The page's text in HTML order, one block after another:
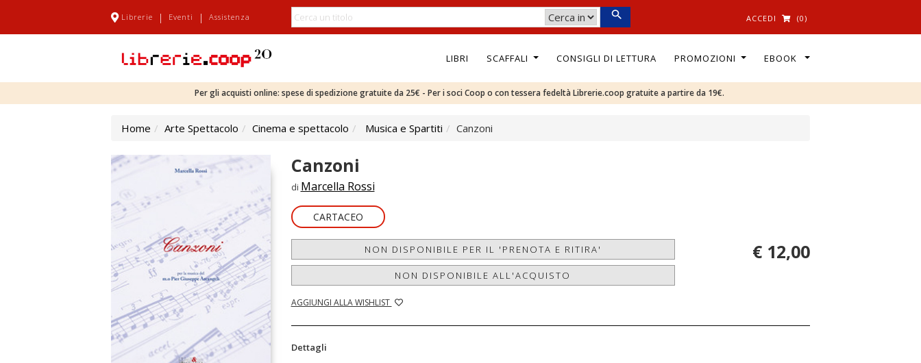
Librerie | Eventi | Assistenza ACCEDI (0)
LIBRI SCAFFALI CONSIGLI DI LETTURA PROMOZIONI EBOOK
Per gli acquisti online: spese di spedizione gratuite da 25€ - Per i soci Coop o con tessera fedeltà Librerie.coop gratuite a partire da 19€.
Home Arte Spettacolo Cinema e spettacolo Musica e Spartiti Canzoni
Canzoni
di Marcella Rossi
CARTACEO
NON DISPONIBILE PER IL 'PRENOTA E RITIRA'
NON DISPONIBILE ALL'ACQUISTO
AGGIUNGI ALLA WISHLIST
€ 12,00
Dettagli